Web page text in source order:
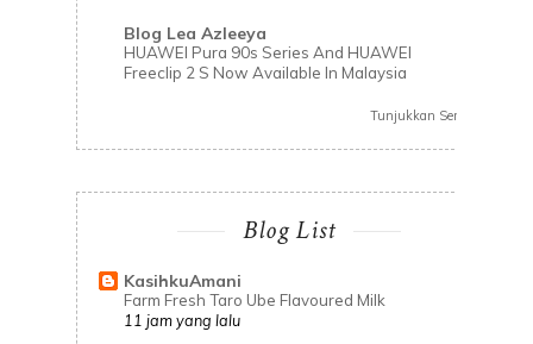
Blog Lea Azleeya
HUAWEI Pura 90s Series And HUAWEI
Freeclip 2 S Now Available In Malaysia
Tunjukkan Semua
Blog List
KasihkuAmani
Farm Fresh Taro Ube Flavoured Milk
11 jam yang lalu